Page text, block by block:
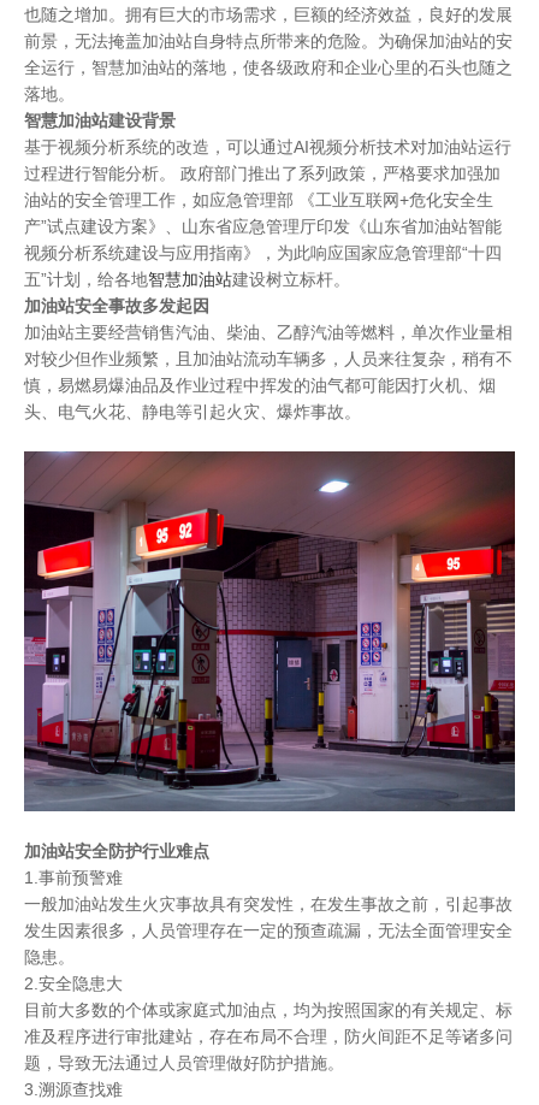
也随之增加。拥有巨大的市场需求，巨额的经济效益，良好的发展
前景，无法掩盖加油站自身特点所带来的危险。为确保加油站的安
全运行，智慧加油站的落地，使各级政府和企业心里的石头也随之
落地。
智慧加油站建设背景
基于视频分析系统的改造，可以通过AI视频分析技术对加油站运行
过程进行智能分析。 政府部门推出了系列政策，严格要求加强加
油站的安全管理工作，如应急管理部 《工业互联网+危化安全生
产”试点建设方案》、山东省应急管理厅印发《山东省加油站智能
视频分析系统建设与应用指南》，为此响应国家应急管理部“十四
五”计划，给各地智慧加油站建设树立标杆。
加油站安全事故多发起因
加油站主要经营销售汽油、柴油、乙醇汽油等燃料，单次作业量相
对较少但作业频繁，且加油站流动车辆多，人员来往复杂，稍有不
慎，易燃易爆油品及作业过程中挥发的油气都可能因打火机、烟
头、电气火花、静电等引起火灾、爆炸事故。
加油站安全防护行业难点
1.事前预警难
一般加油站发生火灾事故具有突发性，在发生事故之前，引起事故
发生因素很多，人员管理存在一定的预查疏漏，无法全面管理安全
隐患。
2.安全隐患大
目前大多数的个体或家庭式加油点，均为按照国家的有关规定、标
准及程序进行审批建站，存在布局不合理，防火间距不足等诸多问
题，导致无法通过人员管理做好防护措施。
3.溯源查找难